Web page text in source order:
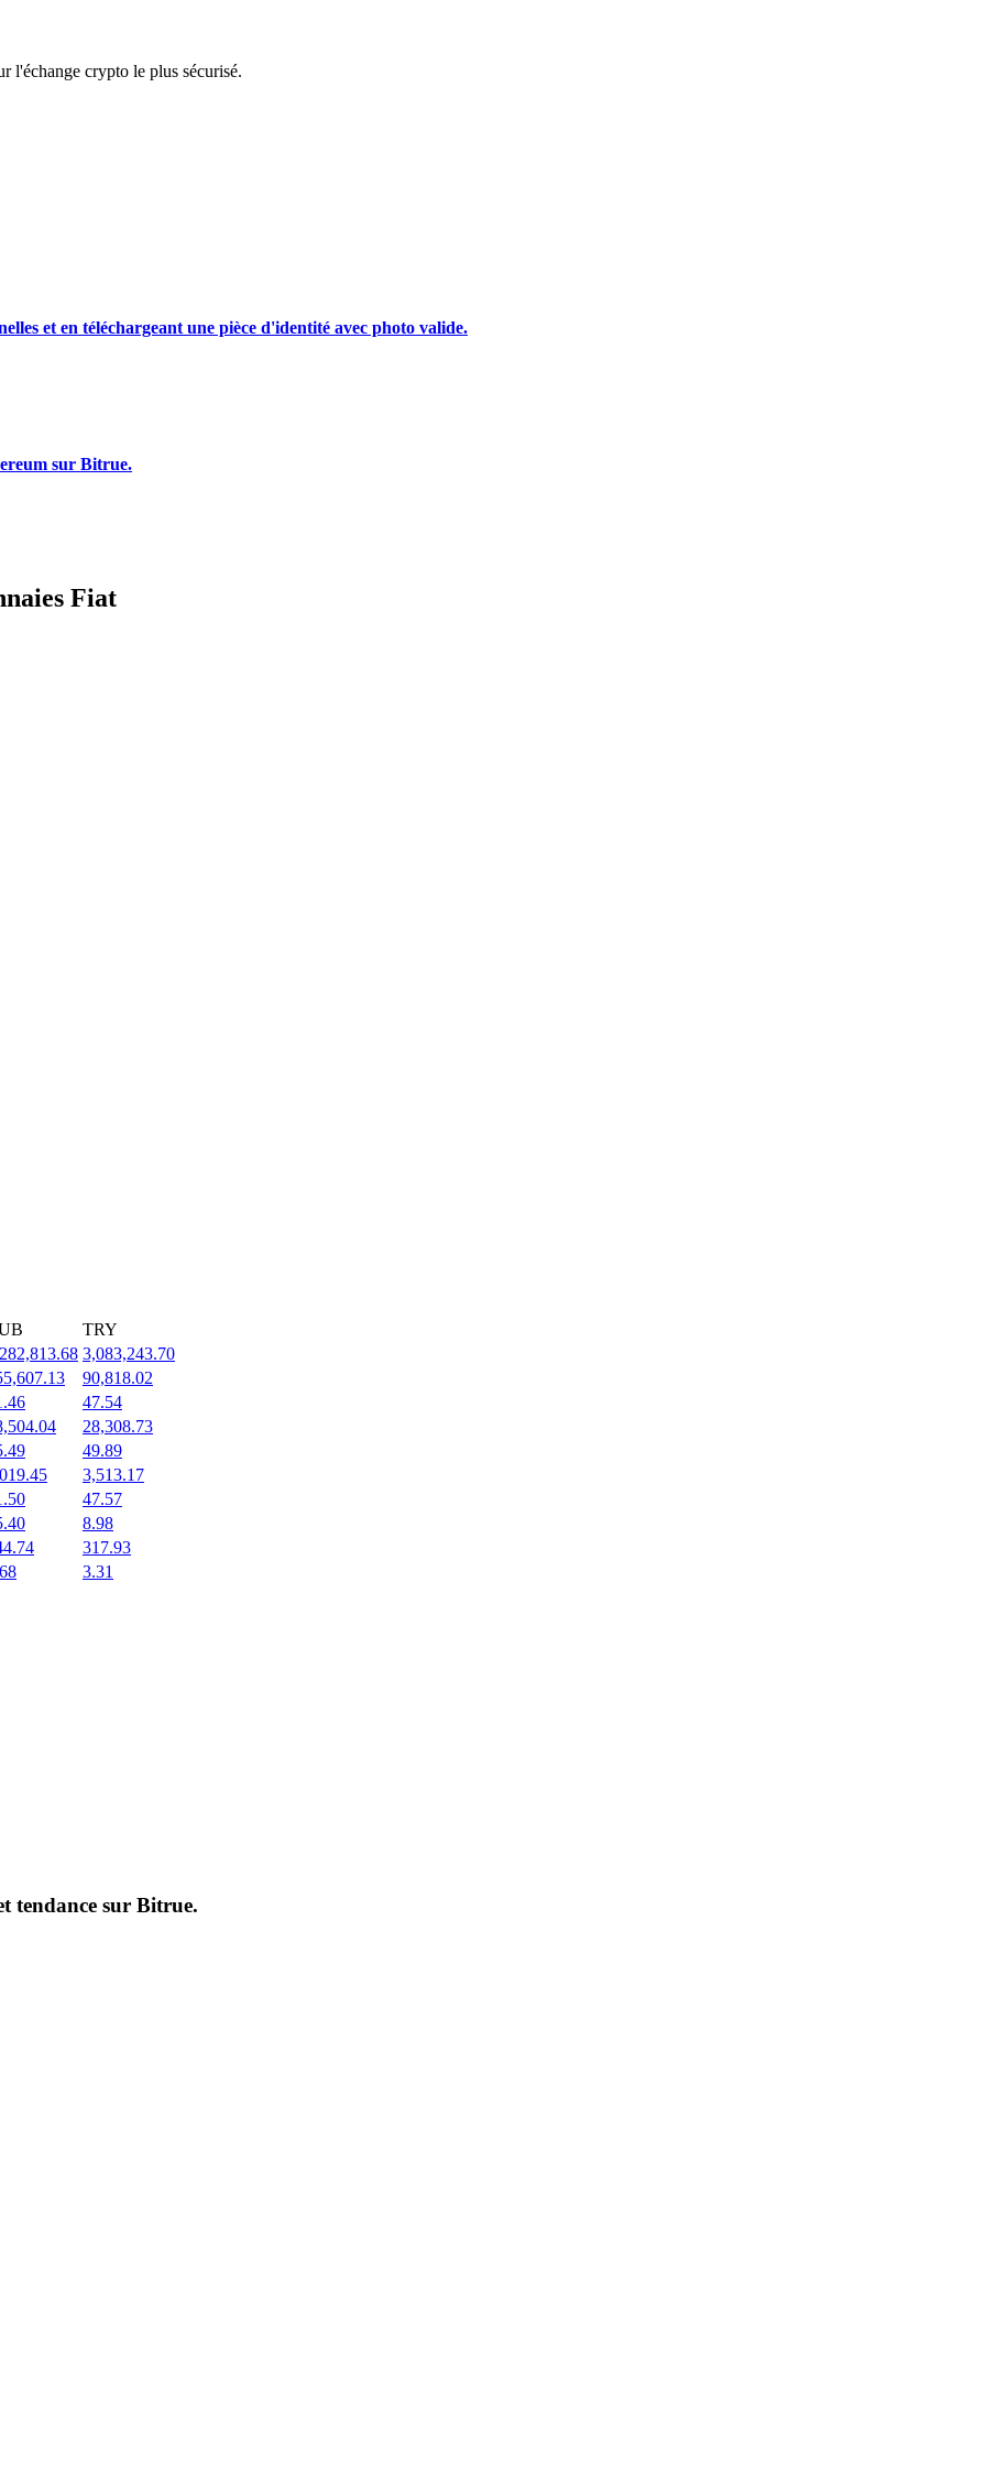
etc.
l'échange crypto le plus sécurisé.
et en téléchargeant une pièce d'identité avec photo valide.
sur Bitrue.
Fiat
TRY
3,083,243.70
90,818.02
47.54
28,308.73
49.89
3,513.17
47.57
8.98
317.93
3.31
tendance sur Bitrue.